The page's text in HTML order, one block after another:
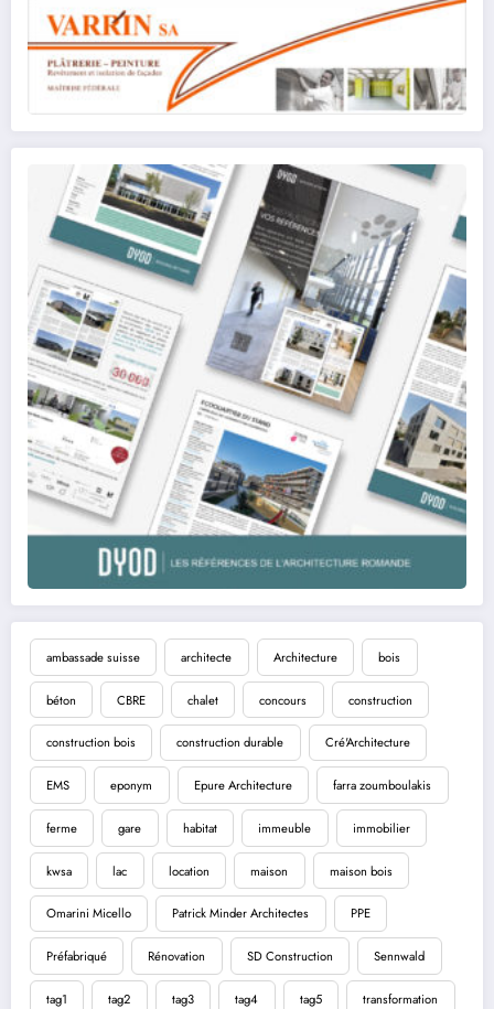
ambassade suisse architecte Architecture bois
béton CBRE chalet concours construction
construction bois construction durable Cré'Architecture
EMS eponym Epure Architecture farra zoumboulakis
ferme gare habitat immeuble immobilier
kwsa lac location maison maison bois
Omarini Micello Patrick Minder Architectes PPE
Préfabriqué Rénovation SD Construction Sennwald
tag1 tag2 tag3 tag4 tag5 transformation